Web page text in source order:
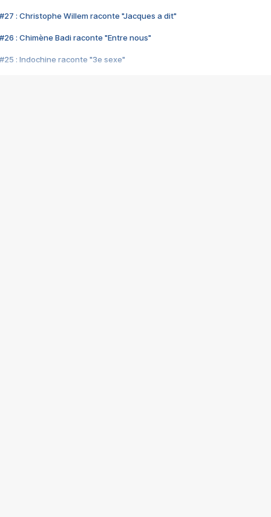
#27 : Christophe Willem raconte "Jacques a dit"
#26 : Chimène Badi raconte "Entre nous"
#25 : Indochine raconte "3e sexe"